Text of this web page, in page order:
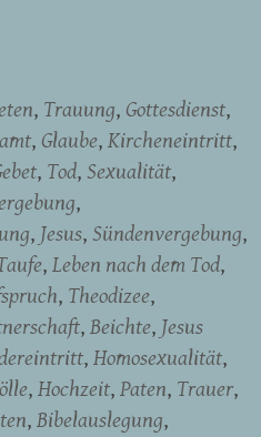
Trauung Gottesdienst
Glaube Kircheneintritt
Tod Sexualität
Jesus Sündenvergebung
Leben nach dem Tod
Theodizee
Beichte Jesus
Homosexualität
Hochzeit Paten Trauer
Bibelauslegung